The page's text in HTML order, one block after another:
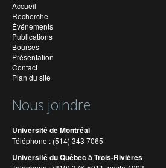
Accueil
Recherche
Événements
Publications
Bourses
Présentation
Contact
Plan du site
Nous joindre
Université de Montréal
Téléphone : (514) 343 7065
Université du Québec à Trois-Rivières